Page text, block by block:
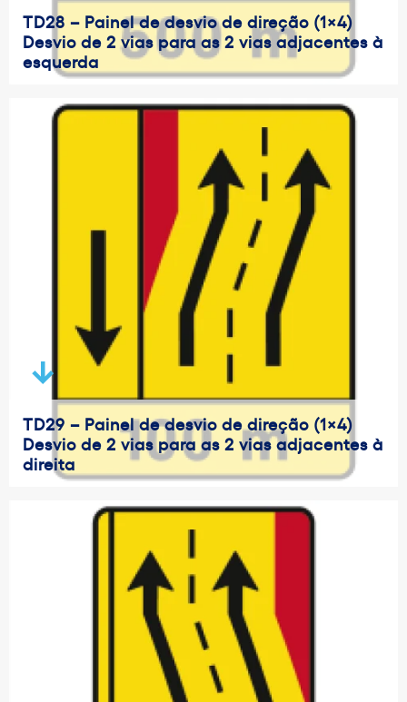
TD28 – Painel de desvio de direção (1×4)
Desvio de 2 vias para as 2 vias adjacentes à
esquerda
TD29 – Painel de desvio de direção (1×4)
Desvio de 2 vias para as 2 vias adjacentes à
direita